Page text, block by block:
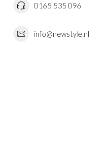
0165 535 096
info@newstyle.nl